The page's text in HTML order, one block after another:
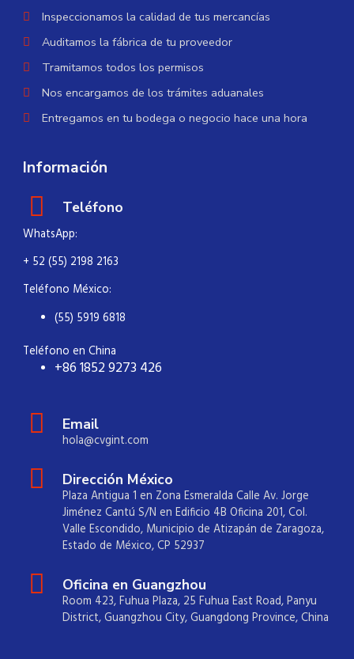
Inspeccionamos la calidad de tus mercancías
Auditamos la fábrica de tu proveedor
Tramitamos todos los permisos
Nos encargamos de los trámites aduanales
Entregamos en tu bodega o negocio hace una hora
Información
Teléfono
WhatsApp:
+ 52 (55) 2198 2163
Teléfono México:
(55) 5919 6818
Teléfono en China
+86 1852 9273 426
Email
hola@cvgint.com
Dirección México
Plaza Antigua 1 en Zona Esmeralda Calle Av. Jorge
Jiménez Cantú S/N en Edificio 4B Oficina 201, Col.
Valle Escondido, Municipio de Atizapán de Zaragoza,
Estado de México, CP 52937
Oficina en Guangzhou
Room 423, Fuhua Plaza, 25 Fuhua East Road, Panyu
District, Guangzhou City, Guangdong Province, China